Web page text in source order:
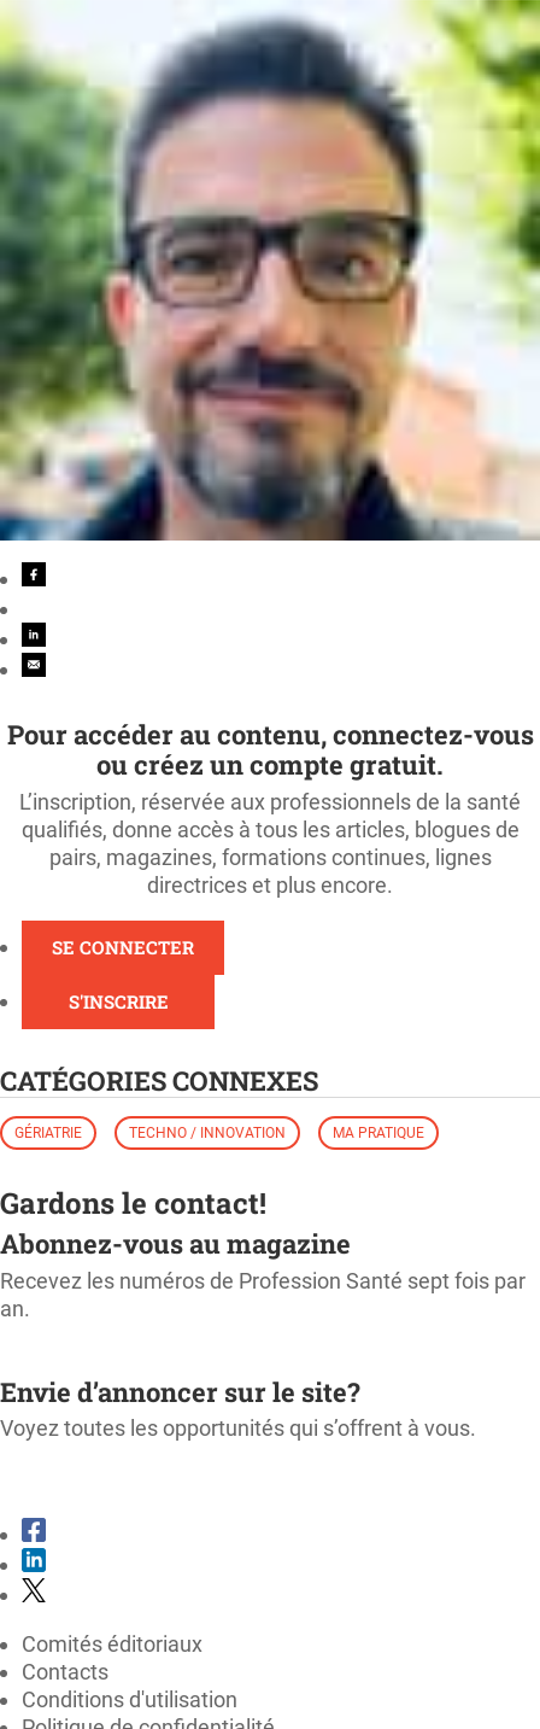
Pour accéder au contenu, connectez-vous
ou créez un compte gratuit.
L’inscription, réservée aux professionnels de la santé
qualifiés, donne accès à tous les articles, blogues de
pairs, magazines, formations continues, lignes
directrices et plus encore.
SE CONNECTER
S'INSCRIRE
CATÉGORIES CONNEXES
GÉRIATRIE TECHNO / INNOVATION MA PRATIQUE
Gardons le contact!
Abonnez-vous au magazine
Recevez les numéros de Profession Santé sept fois par
an.
Envie d’annoncer sur le site?
Voyez toutes les opportunités qui s’offrent à vous.
Comités éditoriaux
Contacts
Conditions d'utilisation